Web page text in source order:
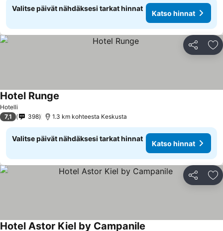
Valitse päivät nähdäksesi tarkat hinnat
Katso hinnat
Jaa
Hotelli
Hotel Runge
7,1 398 1.3 km kohteesta Keskusta
Valitse päivät nähdäksesi tarkat hinnat
Katso hinnat
Jaa
Hotel Astor Kiel by Campanile